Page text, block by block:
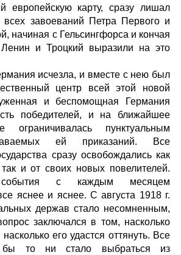
европейскую карту, сразу лишал
завоеваний Петра Первого и
начиная с Гельсингфорса и кончая
и Троцкий выразили на это
исчезла, и вместе с нею был
центр всей этой новой
и беспомощная Германия
победителей, и на ближайшее
пунктуальным
ей приказаний. Все
сразу освобождались как
и от своих новых повелителей.
события с каждым месяцем
яснее и яснее. С августа 1918 г.
держав стало несомненным,
заключался в том, насколько
его удастся оттянуть. Все
то ни стало выбраться из